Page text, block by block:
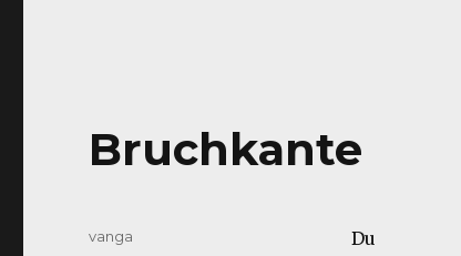
Bruchkante
Du
Autor
vanga